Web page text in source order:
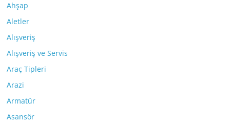
Ahşap
Aletler
Alışveriş
Alışveriş ve Servis
Araç Tipleri
Arazi
Armatür
Asansör